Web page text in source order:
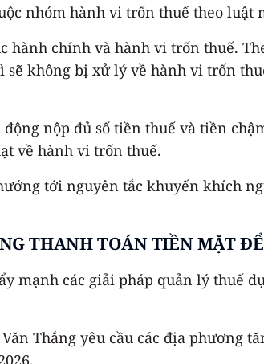
nhóm hành vi trốn thuế theo luật
chính và hành vi trốn thuế.
không bị xử lý về hành vi trốn
nộp đủ số tiền thuế và tiền
về hành vi trốn thuế.
tới nguyên tắc khuyến khích
THANH TOÁN TIỀN MẶT
mạnh các giải pháp quản lý thuế
Thắng yêu cầu các địa phương